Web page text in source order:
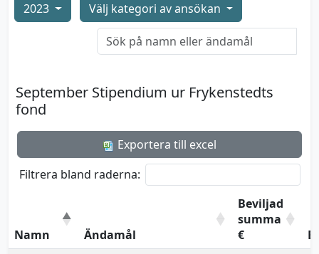
2023 Välj kategori av ansökan
September Stipendium ur Frykenstedts
fond
Exportera till excel
Filtrera bland raderna:
Namn Ändamål
Beviljad
summa
€